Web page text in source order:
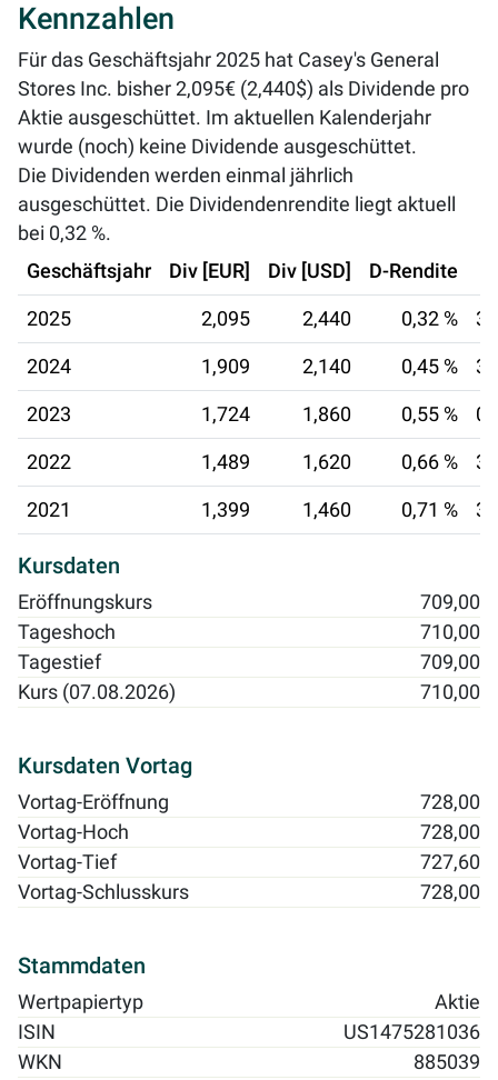
Kennzahlen
Für das Geschäftsjahr 2025 hat Casey's General
Stores Inc. bisher 2,095€ (2,440$) als Dividende pro
Aktie ausgeschüttet. Im aktuellen Kalenderjahr
wurde (noch) keine Dividende ausgeschüttet.
Die Dividenden werden einmal jährlich
ausgeschüttet. Die Dividendenrendite liegt aktuell
bei 0,32 %.
Geschäftsjahr
Div [EUR] Div [USD] D-Rendite
2025 2,095 2,440 0,32 %
2024 1,909 2,140 0,45 %
2023 1,724 1,860 0,55 %
2022 1,489 1,620 0,66 %
2021 1,399 1,460 0,71 %
Kursdaten
Eröffnungskurs
709,00
Tageshoch
710,00
Tagestief
709,00
Kurs (07.08.2026)
710,00
Kursdaten Vortag
Vortag-Eröffnung
728,00
Vortag-Hoch
728,00
Vortag-Tief
727,60
Vortag-Schlusskurs
728,00
Stammdaten
Wertpapiertyp
Aktie
ISIN
US1475281036
WKN
885039